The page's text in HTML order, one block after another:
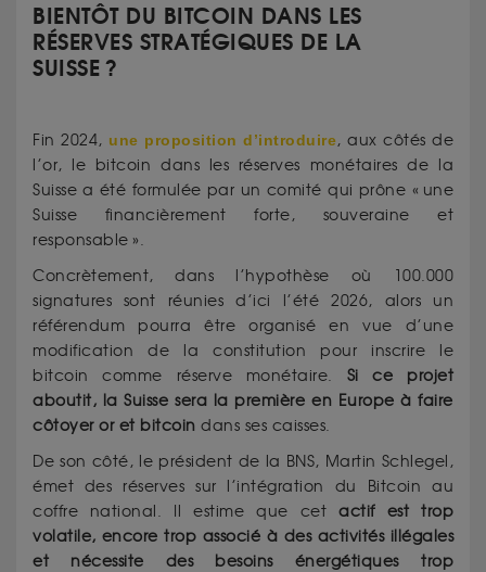
BIENTÔT DU BITCOIN DANS LES
RÉSERVES STRATÉGIQUES DE LA
SUISSE ?
Fin 2024, une proposition d’introduire, aux côtés de
l’or, le bitcoin dans les réserves monétaires de la
Suisse a été formulée par un comité qui prône « une
Suisse financièrement forte, souveraine et
responsable ».
Concrètement, dans l’hypothèse où 100.000
signatures sont réunies d’ici l’été 2026, alors un
référendum pourra être organisé en vue d’une
modification de la constitution pour inscrire le
bitcoin comme réserve monétaire. Si ce projet
aboutit, la Suisse sera la première en Europe à faire
côtoyer or et bitcoin dans ses caisses.
De son côté, le président de la BNS, Martin Schlegel,
émet des réserves sur l’intégration du Bitcoin au
coffre national. Il estime que cetactif est trop
volatile, encore trop associé à des activités illégales
et nécessite des besoins énergétiques trop